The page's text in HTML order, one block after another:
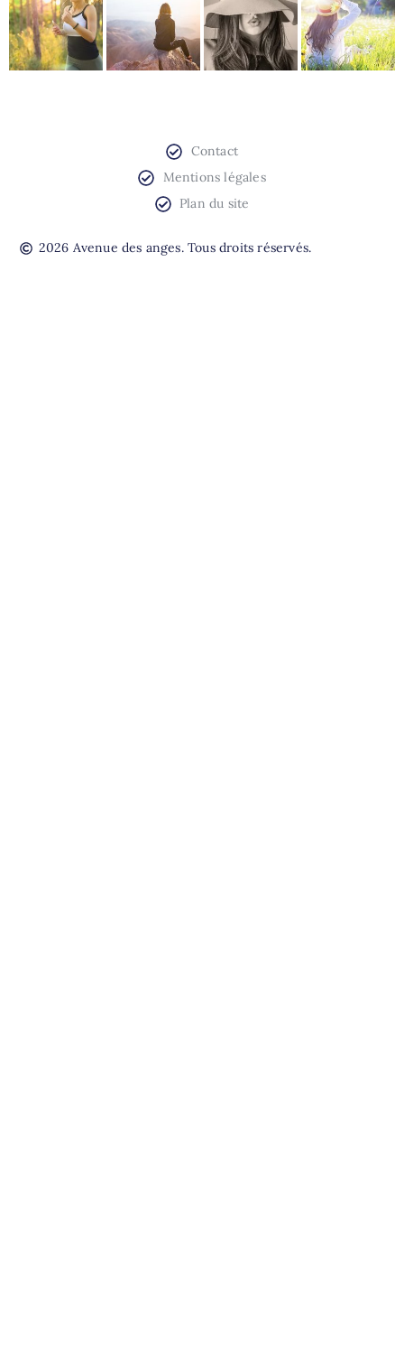
Contact
Mentions légales
Plan du site
2026 Avenue des anges. Tous droits réservés.